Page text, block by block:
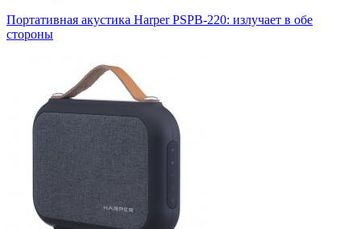
Портативная акустика Harper PSPB-220: излучает в обе
стороны